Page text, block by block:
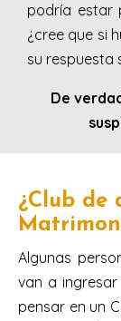
podría estar
¿cree que si
su respuesta
De
¿Club de
Algunas
van a
pensar en un